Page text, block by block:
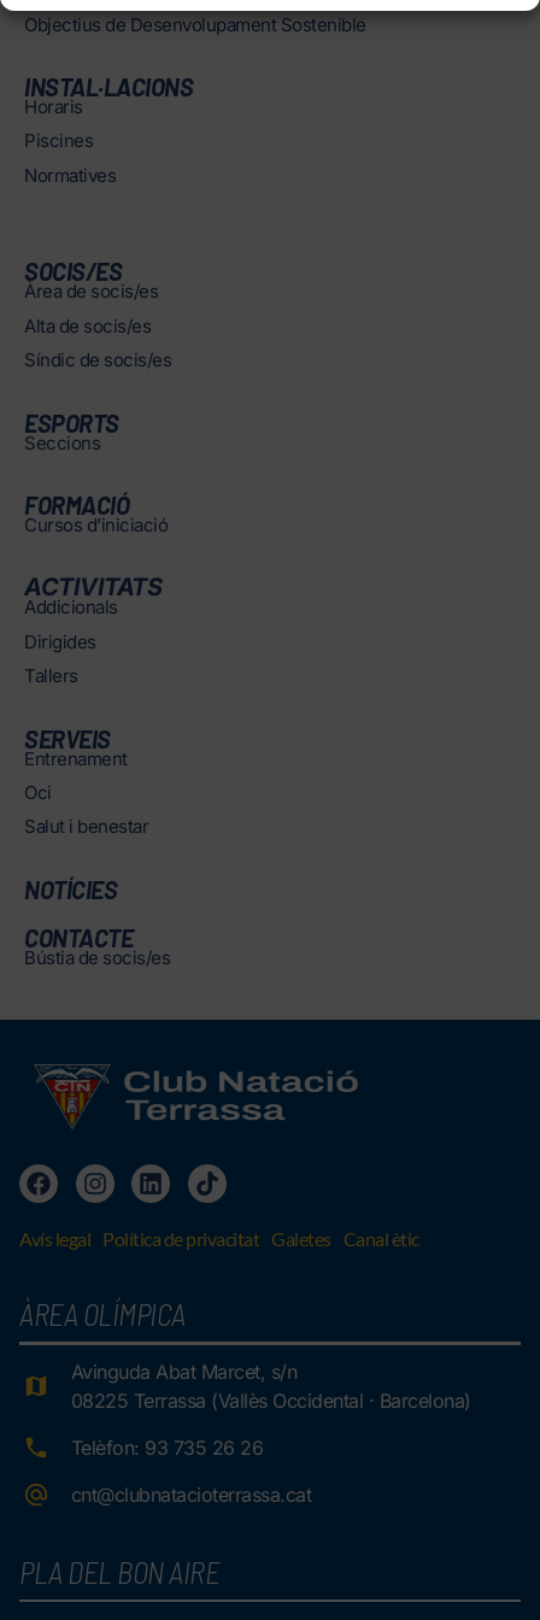
Objectius de Desenvolupament Sostenible
INSTAL·LACIONS
Horaris
Piscines
Normatives
SOCIS/ES
Àrea de socis/es
Alta de socis/es
Síndic de socis/es
ESPORTS
Seccions
FORMACIÓ
Cursos d’iniciació
ACTIVITATS
Addicionals
Dirigides
Tallers
SERVEIS
Entrenament
Oci
Salut i benestar
NOTÍCIES
CONTACTE
Bústia de socis/es
Avís legal Política de privacitat Galetes Canal ètic
ÀREA OLÍMPICA
Avinguda Abat Marcet, s/n
08225 Terrassa (Vallès Occidental · Barcelona)
Telèfon: 93 735 26 26
cnt@clubnatacioterrassa.cat
PLA DEL BON AIRE